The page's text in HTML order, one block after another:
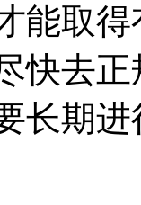
能取
快去
长期